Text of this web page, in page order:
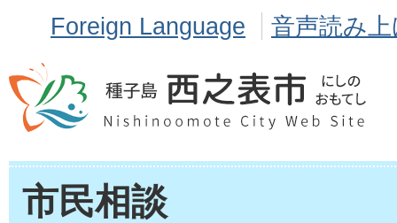
Foreign Language 音声読み
市民相談